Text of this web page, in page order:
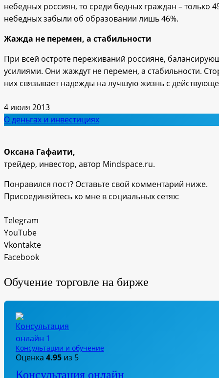
небедных россиян, то среди бедных граждан – только
небедных забыли об образовании лишь 46%.
Жажда не перемен, а стабильности
При всей остроте переживаний россияне,
усилиями. Они жаждут не перемен, а стабильности.
них связывает надежды на лучшую жизнь с
4 июля 2013
О деньгах и инвестициях
Оксана Гафаити,
трейдер, инвестор, автор Mindspace.ru.
Понравился пост? Оставьте свой комментарий ниже.
Присоединяйтесь ко мне в социальных сетях:
Telegram
YouTube
Vkontakte
Facebook
Обучение торговле на бирже
Консультации и обучение
Оценка 4.95 из 5
Консультация онлайн